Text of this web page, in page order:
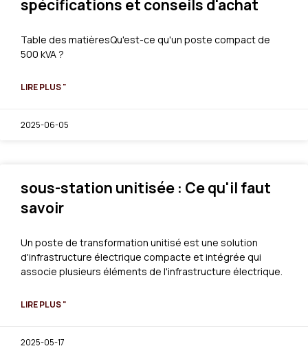
spécifications et conseils d'achat
Table des matièresQu'est-ce qu'un poste compact de
500 kVA ?
LIRE PLUS "
2025-06-05
sous-station unitisée : Ce qu'il faut
savoir
Un poste de transformation unitisé est une solution
d'infrastructure électrique compacte et intégrée qui
associe plusieurs éléments de l'infrastructure électrique.
LIRE PLUS "
2025-05-17